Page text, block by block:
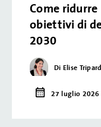
Come
obiettivi di
2030
Di Elise Tripard
27 luglio 2026